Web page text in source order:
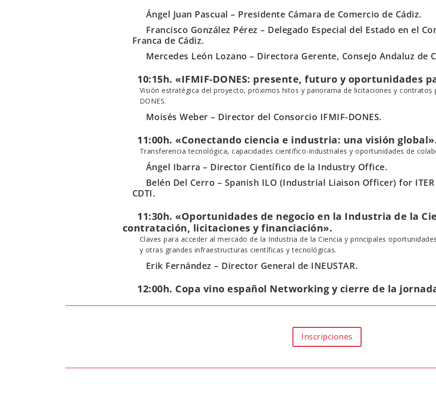
Ángel Juan Pascual – Presidente Cámara de Comercio de Cádiz.
Francisco González Pérez – Delegado Especial del Estado en el
Franca de Cádiz.
Mercedes León Lozano – Directora Gerente, Consejo Andaluz de
10:15h. «IFMIF-DONES: presente, futuro y oportunidades
Visión estratégica del proyecto, próximos hitos y panorama de licitaciones y
DONES.
Moisés Weber – Director del Consorcio IFMIF-DONES.
11:00h. «Conectando ciencia e industria: una visión
Transferencia tecnológica, capacidades científico-industriales y oportunidades de
Ángel Ibarra – Director Científico de la Industry Office.
Belén Del Cerro – Spanish ILO (Industrial Liaison Officer) for ITER
CDTI.
11:30h. «Oportunidades de negocio en la Industria de la
contratación, licitaciones y financiación».
Claves para acceder al mercado de la Industria de la Ciencia y principales
y otras grandes infraestructuras científicas y tecnológicas.
Erik Fernández – Director General de INEUSTAR.
12:00h. Copa vino español Networking y cierre de la
Inscripciones